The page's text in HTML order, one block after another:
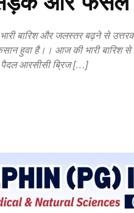
भारी बारिश और जलस्तर बढ़ने से
हुवा है।। आज की भारी बारिश
पैदल आरसीसी ब्रिज […]